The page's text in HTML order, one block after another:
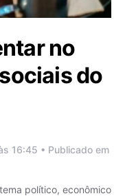
no
do
16:45 • Publicado em
político, econômico